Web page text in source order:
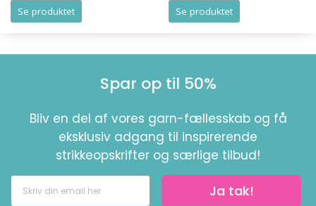
Se produktet Se produktet
Spar op til 50%
Bliv en del af vores garn-fællesskab og få
eksklusiv adgang til inspirerende
strikkeopskrifter og særlige tilbud!
Ja tak!